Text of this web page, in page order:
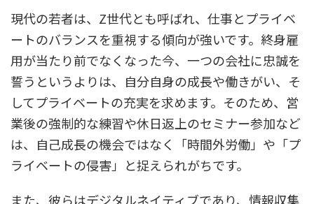
現代の若者は、Z世代とも呼ばれ、 仕事とプライベ
ートのバランスを重視する傾向が強いです。終身雇
用が当たり前でなくなった今、一つの会社に忠誠を
誓うというよりは、自分自身の成長や働きがい、そ
してプライベートの充実を求めます。そのため、営
業後の強制的な練習や休日返上のセミナー参加など
は、自己成長の機会ではなく「時間外労働」や「プ
ライベートの侵害」と捉えられがちです。
また、彼らはデジタルネイティブであり、情報収集